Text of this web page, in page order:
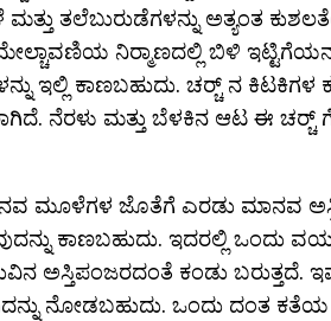
ತಲೆಬುರುಡೆಗಳನ್ನು ಅತ್ಯಂತ
ನಿರ‍್ಮಾಣದಲ್ಲಿ ಬಿಳಿ
ಇಲ್ಲಿ ಕಾಣಬಹುದು. ಚರ‍್ಚ್ ನ ಕಿಟಕಿಗಳ
ನೆರಳು ಮತ್ತು ಬೆಳಕಿನ ಆಟ ಈ ಚರ‍್ಚ್
ಮೂಳೆಗಳ ಜೊತೆಗೆ ಎರಡು ಮಾನವ
ಕಾಣಬಹುದು. ಇದರಲ್ಲಿ ಒಂದು
ಅಸ್ತಿಪಂಜರದಂತೆ ಕಂಡು ಬರುತ್ತದೆ.
ನೋಡಬಹುದು. ಒಂದು ದಂತ ಕತೆಯ